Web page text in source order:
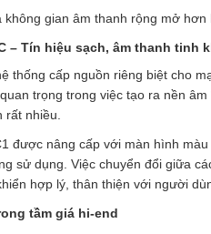
gian âm thanh rộng mở
– Tín hiệu sạch, âm thanh tinh
thống cấp nguồn riêng biệt cho
trọng trong việc tạo ra nền
rất nhiều.
được nâng cấp với màn hình
sử dụng. Việc chuyển đổi giữa
hợp lý, thân thiện với người
tầm giá hi-end